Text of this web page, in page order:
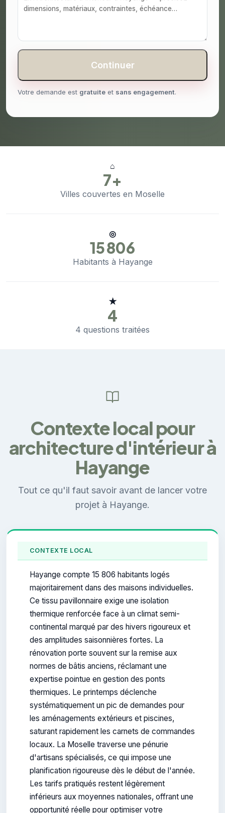
Continuer
Votre demande est gratuite et sans engagement.
⌂
7+
Villes couvertes en Moselle
◎
15 806
Habitants à Hayange
★
4
4 questions traitées
Contexte local pour
architecture d'intérieur à
Hayange
Tout ce qu'il faut savoir avant de lancer votre
projet à Hayange.
CONTEXTE LOCAL
Hayange compte 15 806 habitants logés
majoritairement dans des maisons individuelles.
Ce tissu pavillonnaire exige une isolation
thermique renforcée face à un climat semi-
continental marqué par des hivers rigoureux et
des amplitudes saisonnières fortes. La
rénovation porte souvent sur la remise aux
normes de bâtis anciens, réclamant une
expertise pointue en gestion des ponts
thermiques. Le printemps déclenche
systématiquement un pic de demandes pour
les aménagements extérieurs et piscines,
saturant rapidement les carnets de commandes
locaux. La Moselle traverse une pénurie
d'artisans spécialisés, ce qui impose une
planification rigoureuse dès le début de l'année.
Les tarifs pratiqués restent légèrement
inférieurs aux moyennes nationales, offrant une
opportunité réelle pour optimiser votre